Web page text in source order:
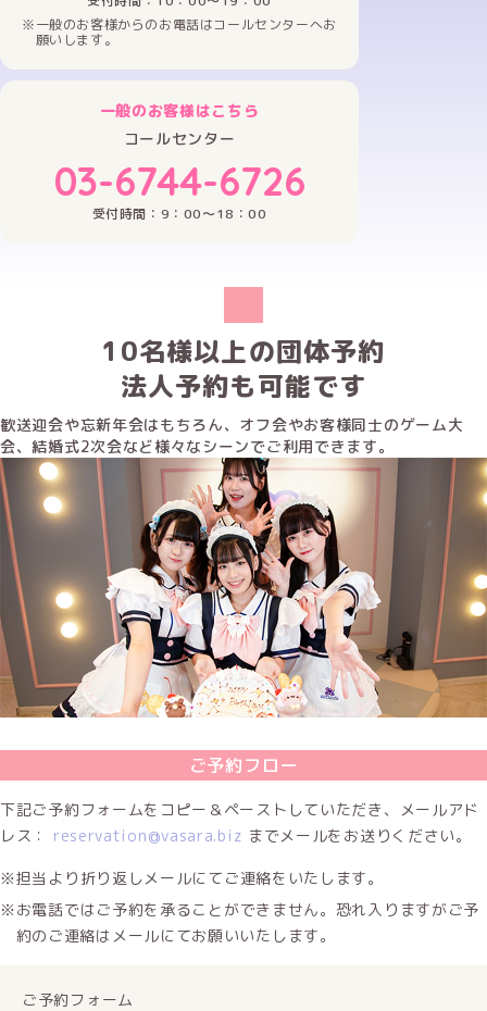
一般のお客様からのお電話はコールセンターへお
願いします。
一般のお客様はこちら
コールセンター
03-6744-6726
受付時間：9：00～18：00
10名様以上の団体予約
法人予約も可能です
歓送迎会や忘新年会はもちろん、オフ会やお客様同士のゲーム大
会、結婚式2次会など様々なシーンでご利用できます。
ご予約フロー
下記ご予約フォームをコピー＆ペーストしていただき、メールアド
レス： reservation@vasara.biz までメールをお送りください。
担当より折り返しメールにてご連絡をいたします。
お電話ではご予約を承ることができません。恐れ入りますがご予
約のご連絡はメールにてお願いいたします。
ご予約フォーム